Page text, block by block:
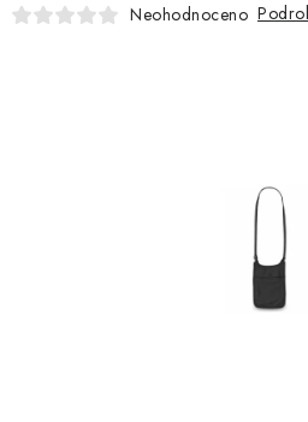
DOPLŇKY A PŘÍSLUŠENSTVÍ
Neohodnoceno